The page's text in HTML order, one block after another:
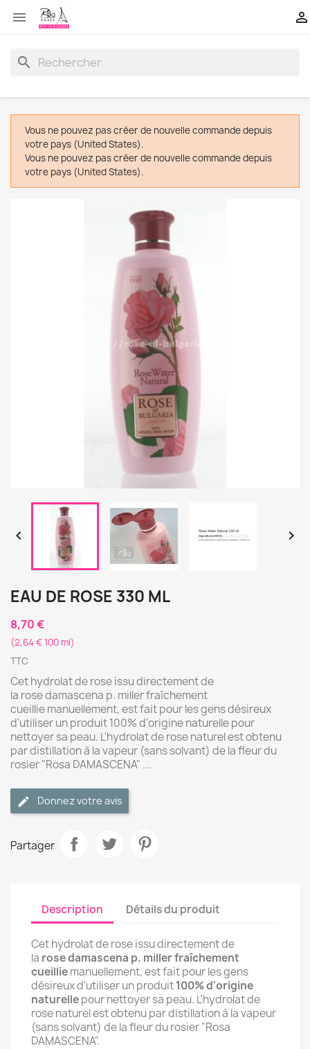
 
search
Vous ne pouvez pas créer de nouvelle commande depuis
votre pays (United States).
Vous ne pouvez pas créer de nouvelle commande depuis
votre pays (United States).
 
EAU DE ROSE 330 ML
8,70 €
(2,64 € 100 ml)
TTC
Cet hydrolat de rose issu directement de
la rose damascena p. miller fraîchement
cueillie manuellement, est fait pour les gens désireux
d'utiliser un produit 100% d'origine naturelle pour
nettoyer sa peau. L'hydrolat de rose naturel est obtenu
par distillation à la vapeur (sans solvant) de la fleur du
rosier "Rosa DAMASCENA" ...
Donnez votre avis
Partager
Description Détails du produit
Cet hydrolat de rose issu directement de
la rose damascena p. miller fraîchement
cueilliemanuellement, est fait pour les gens
désireux d'utiliser un produit100% d'origine
naturellepour nettoyer sa peau. L'hydrolat de
rose naturel est obtenu par distillation à la vapeur
(sans solvant) de la fleur du rosier "Rosa
DAMASCENA".